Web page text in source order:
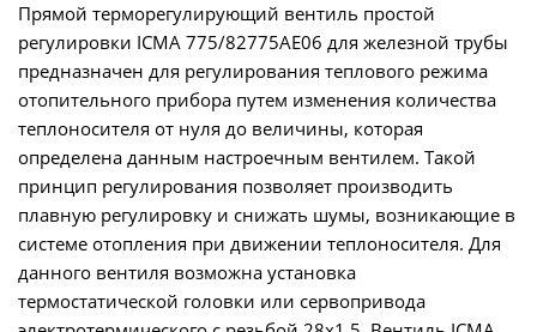
Прямой терморегулирующий вентиль простой
регулировки ICMA 775/82775AE06 для железной трубы
предназначен для регулирования теплового режима
отопительного прибора путем изменения количества
теплоносителя от нуля до величины, которая
определена данным настроечным вентилем. Такой
принцип регулирования позволяет производить
плавную регулировку и снижать шумы, возникающие в
системе отопления при движении теплоносителя. Для
данного вентиля возможна установка
термостатической головки или сервопривода